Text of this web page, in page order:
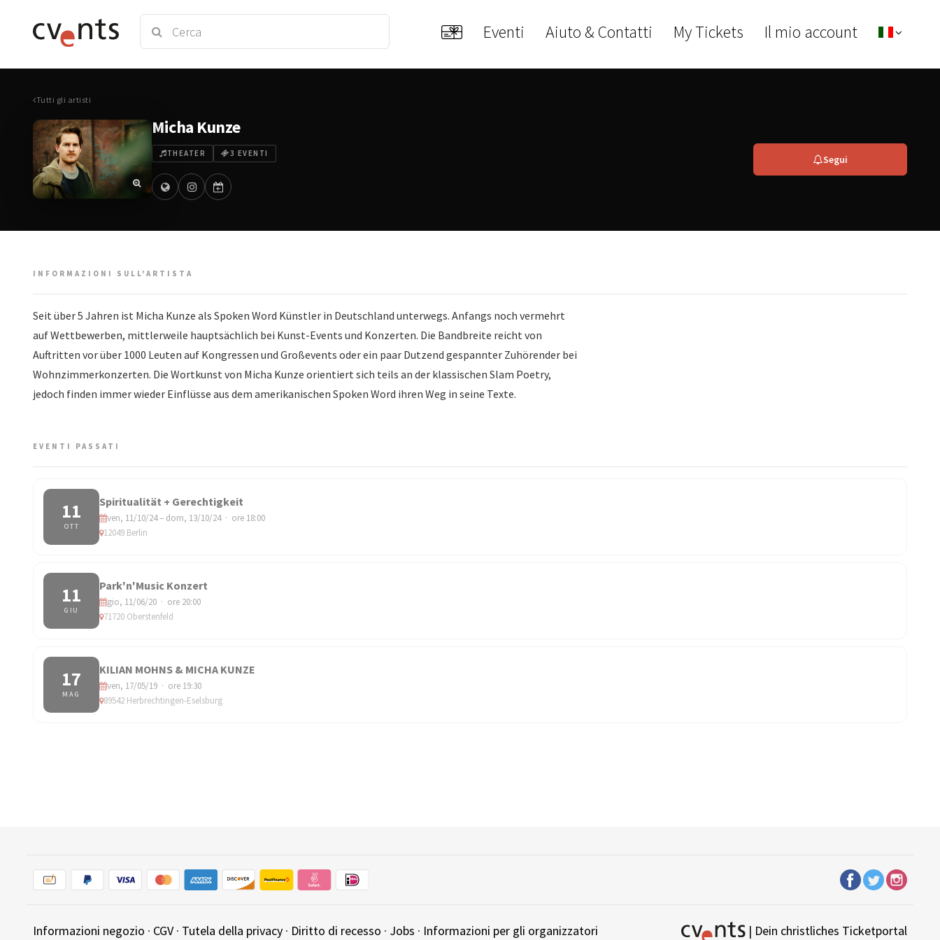
Eventi Aiuto & Contatti My Tickets Il mio account
Tutti gli artisti
Micha Kunze
THEATER 3 EVENTI Segui
INFORMAZIONI SULL'ARTISTA
Seit über 5 Jahren ist Micha Kunze als Spoken Word Künstler in Deutschland unterwegs. Anfangs noch vermehrt
auf Wettbewerben, mittlerweile hauptsächlich bei Kunst-Events und Konzerten. Die Bandbreite reicht von
Auftritten vor über 1000 Leuten auf Kongressen und Großevents oder ein paar Dutzend gespannter Zuhörender bei
Wohnzimmerkonzerten. Die Wortkunst von Micha Kunze orientiert sich teils an der klassischen Slam Poetry,
jedoch finden immer wieder Einflüsse aus dem amerikanischen Spoken Word ihren Weg in seine Texte.
EVENTI PASSATI
11
OTT
Spiritualität + Gerechtigkeit
ven, 11/10/24 – dom, 13/10/24 · ore 18:00
12049 Berlin
11
GIU
Park'n'Music Konzert
gio, 11/06/20 · ore 20:00
71720 Oberstenfeld
17
MAG
KILIAN MOHNS & MICHA KUNZE
ven, 17/05/19 · ore 19:30
89542 Herbrechtingen-Eselsburg
Informazioni negozio · CGV· Tutela della privacy · Diritto di recesso · Jobs · Informazioni per gli organizzatori | Dein christliches Ticketportal